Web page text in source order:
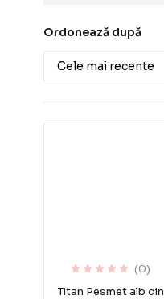
Ordonează după
(0)
Titan Pesmet alb din